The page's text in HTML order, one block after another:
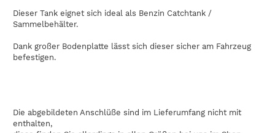
Dieser Tank eignet sich ideal als Benzin Catchtank /
Sammelbehälter.
Dank großer Bodenplatte lässt sich dieser sicher am Fahrzeug
befestigen.
Die abgebildeten Anschlüße sind im Lieferumfang nicht mit
enthalten,